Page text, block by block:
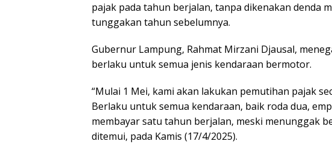
pajak pada tahun berjalan, tanpa dikenakan denda
tunggakan tahun sebelumnya.
Gubernur Lampung, Rahmat Mirzani Djausal,
berlaku untuk semua jenis kendaraan bermotor.
“Mulai 1 Mei, kami akan lakukan pemutihan pajak
Berlaku untuk semua kendaraan, baik roda dua,
membayar satu tahun berjalan, meski menunggak
ditemui, pada Kamis (17/4/2025).